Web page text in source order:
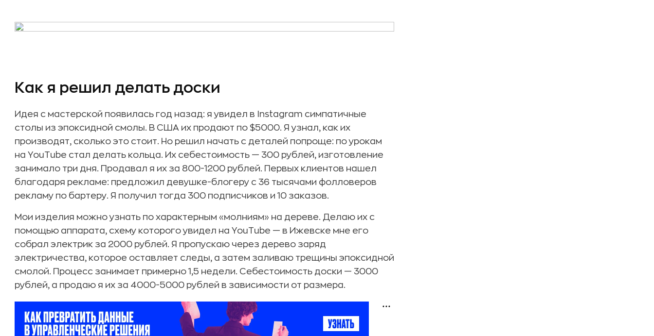
Как я решил делать доски
Идея с мастерской появилась год назад: я увидел в Instagram симпатичные
столы из эпоксидной смолы. В США их продают по $5000. Я узнал, как их
производят, сколько это стоит. Но решил начать с деталей попроще: по урокам
на YouTube стал делать кольца. Их себестоимость — 300 рублей, изготовление
занимало три дня. Продавал я их за 800-1200 рублей. Первых клиентов нашел
благодаря рекламе: предложил девушке-блогеру с 36 тысячами фолловеров
рекламу по бартеру. Я получил тогда 300 подписчиков и 10 заказов.
Мои изделия можно узнать по характерным «молниям» на дереве. Делаю их с
помощью аппарата, схему которого увидел на YouTube — в Ижевске мне его
собрал электрик за 2000 рублей. Я пропускаю через дерево заряд
электричества, которое оставляет следы, а затем заливаю трещины эпоксидной
смолой. Процесс занимает примерно 1,5 недели. Себестоимость доски — 3000
рублей, а продаю я их за 4000-5000 рублей в зависимости от размера.